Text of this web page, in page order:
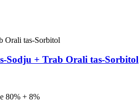
Sodju + Trab Orali tas-Sorbitol